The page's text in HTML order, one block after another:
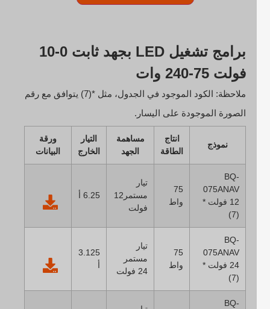
برامج تشغيل LED بجهد ثابت 0-10
فولت 75-240 وات
ملاحظة: الكود الموجود في الجدول، مثل *(7) يتوافق مع رقم
الصورة الموجودة على اليسار.
نموذج
الطاقة
مساهمة
الجهد
الخارج
ورقة
البيانات
BQ-
075ANAV
12 فولت *
مستمر12
فولت
6.25 أ
BQ-
075ANAV
24 فولت *
مستمر
3.125
BQ-